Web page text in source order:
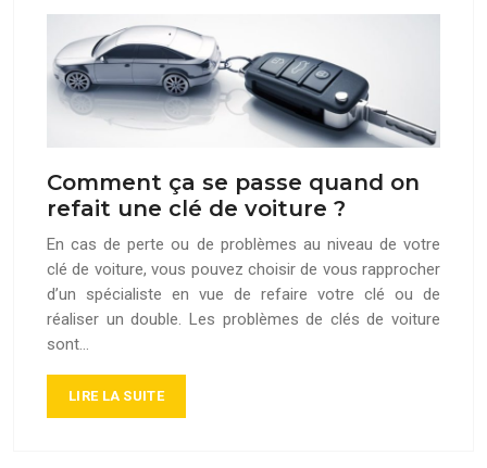
Comment ça se passe quand on
refait une clé de voiture ?
En cas de perte ou de problèmes au niveau de votre
clé de voiture, vous pouvez choisir de vous rapprocher
d’un spécialiste en vue de refaire votre clé ou de
réaliser un double. Les problèmes de clés de voiture
sont…
LIRE LA SUITE